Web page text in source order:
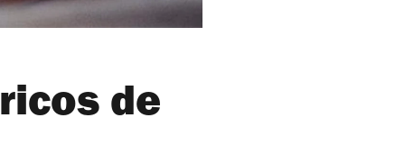
de